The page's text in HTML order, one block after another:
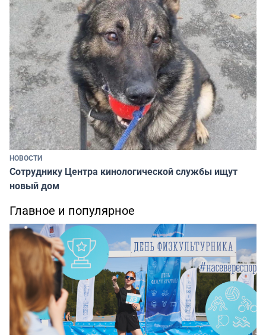
НОВОСТИ
Сотруднику Центра кинологической службы ищут
новый дом
Главное и популярное